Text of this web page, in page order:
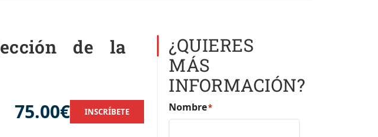
de la
75.00€ INSCRÍBETE
¿QUIERES
MÁS
INFORMACIÓN?
Nombre*